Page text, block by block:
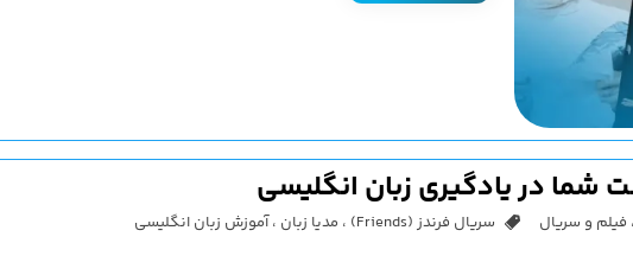
شما در یادگیری زبان انگلیسی
، فیلم و سریال سریال فرندز (Friends) ، مدیا زبان ،آموزش زبان انگلیسی